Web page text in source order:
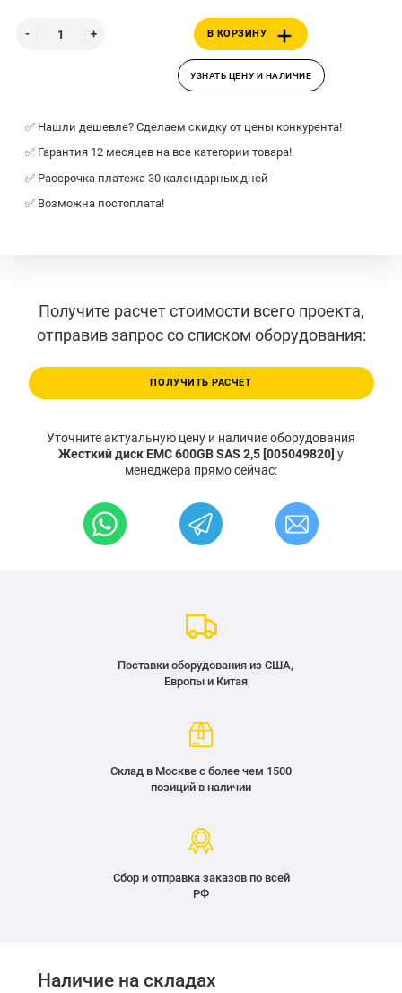
В КОРЗИНУ
УЗНАТЬ ЦЕНУ И НАЛИЧИЕ
✅ Нашли дешевле? Сделаем скидку от цены конкурента!
✅ Гарантия 12 месяцев на все категории товара!
✅ Рассрочка платежа 30 календарных дней
✅ Возможна постоплата!
Получите расчет стоимости всего проекта,
отправив запрос со списком оборудования:
ПОЛУЧИТЬ РАСЧЕТ
Уточните актуальную цену и наличие оборудования
Жесткий диск EMC 600GB SAS 2,5 [005049820] у
менеджера прямо сейчас:
Поставки оборудования из США,
Европы и Китая
Склад в Москве с более чем 1500
позиций в наличии
Сбор и отправка заказов по всей
РФ
Наличие на складах